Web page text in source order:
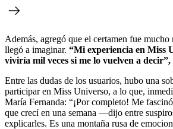
Además, agregó que el certamen fue
llegó a imaginar. “Mi experiencia en Miss
viviría mil veces si me lo vuelven a decir”,
Entre las dudas de los usuarios, hubo una
participar en Miss Universo, a lo que,
María Fernanda: “¡Por completo! Me
que crecí en una semana —dijo entre
explicarles. Es una montaña rusa de